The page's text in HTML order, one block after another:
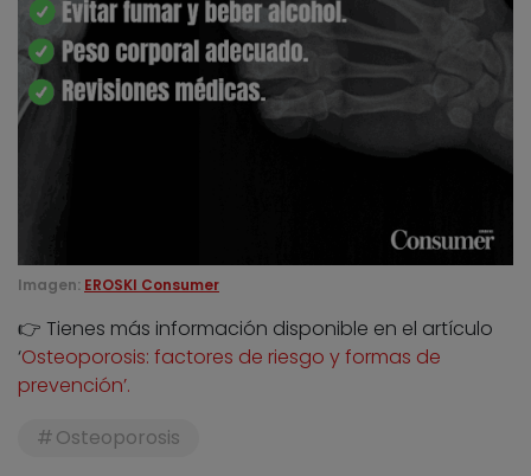
Imagen: EROSKI Consumer
👉 Tienes más información disponible en el artículo
‘Osteoporosis: factores de riesgo y formas de
prevención’.
Osteoporosis